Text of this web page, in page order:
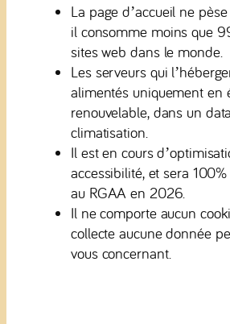
La page d’accueil ne
il consomme moins que
sites web dans le monde.
Les serveurs qui
alimentés uniquement en
renouvelable, dans un
climatisation.
Il est en cours
accessibilité, et sera
au RGAA en 2026.
Il ne comporte aucun
collecte aucune donnée
vous concernant.